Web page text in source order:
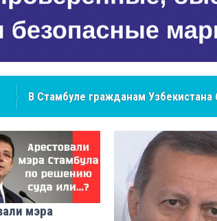
В Стамбуле гражданам
вопросах
NCS Jeans: турецкий бренд,
мэра